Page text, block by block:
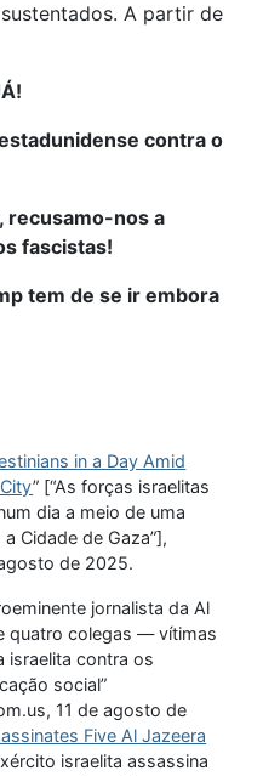
A partir de
contra o
recusamo-nos a
fascistas!
tem de se ir embora
in a Day Amid
” [“As forças israelitas
dia a meio de uma
Cidade de Gaza”],
de 2025.
jornalista da Al
quatro colegas — vítimas
israelita contra os
social”
11 de agosto de
Five Al Jazeera
israelita assassina